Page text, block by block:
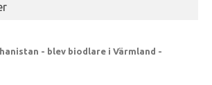
- blev biodlare i Värmland -